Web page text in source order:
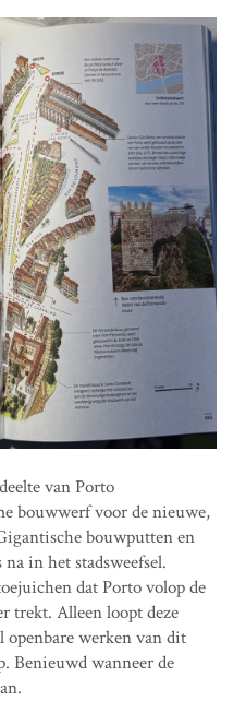
van Porto
bouwwerf voor de nieuwe,
bouwputten en
in het stadsweefsel.
dat Porto volop de
trekt. Alleen loopt deze
werken van dit
Benieuwd wanneer de